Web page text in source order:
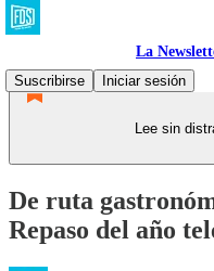
La
Suscribirse
Iniciar sesión
Lee sin
De ruta
Repaso del año